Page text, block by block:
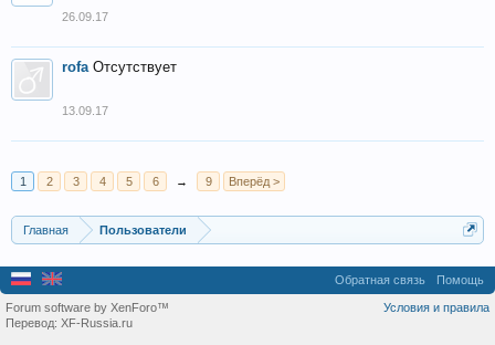
26.09.17
rofa Отсутствует
13.09.17
1 2 3 4 5 6 → 9 Вперёд >
Главная Пользователи
Обратная связь Помощь
Условия и правила
Forum software by XenForo™
Перевод: XF-Russia.ru